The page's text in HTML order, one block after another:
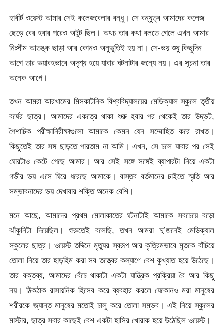
হার্বার্ট ওয়েস্ট আমার সেই কলেজবেলার বন্ধু। সে বন্ধুত্ব আমাদের কলেজ
ছেড়ে বের হবার পরেও অটুট ছিল। অথচ তার কথা বলতে গেলে এখন আমার
নিঃসীম আতঙ্ক ছাড়া আর কোনও অনুভূতিই হয় না। সে-ভয় শুধু কিছুদিন
আগে তার ভয়াবহভাবে অদৃশ্য হয়ে যাবার ঘটনাটার জন্যে নয়। এর সূচনা তার
অনেক আগে।
তখন আমরা আরখামের মিসকাটনিক বিশ্ববিদ্যালয়ের মেডিক্যাল স্কুলে তৃতীয়
বর্ষের ছাত্র। আমাদের একত্রে থাকা শুরু হবার পর থেকেই তার উদ্ভট,
পৈশাচিক পরীক্ষানিরীক্ষাগুলো আমাকে কেমন যেন সম্মোহিত করে রাখত।
কিছুতেই তার সঙ্গ ছাড়তে পারতাম না আমি। এখন, সে চলে যাবার পর সেই
ঘোরটাও কেটে গেছে আমার। আর সেই সঙ্গে সঙ্গেই ব্যাপারটা নিয়ে একটা
গভীর ভয় এসে ঘিরে ধরেছে আমাকে। বাস্তব বর্তমানের চাইতে স্মৃতি আর
সম্ভাবনাদের ভয় দেখাবার শক্তি অনেক বেশি।
মনে আছে, আমাদের প্রথম মোলাকাতের ঘটনাটাই আমাকে সবচেয়ে বড়ো
ঝাঁকুনিটা দিয়েছিল। শুরুতেই বলেছি, তখন আমরা দু’জনেই মেডিক্যাল
স্কুলের ছাত্র। ওয়েস্ট তদ্দিনে মৃত্যুর স্বরূপ আর কৃত্রিমভাবে মৃতকে বাঁচিয়ে
তোলা নিয়ে তার হাড়হিম করা সব তত্ত্বের কল্যাণে বেশ কুখ্যাত হয়ে উঠেছে।
তার বক্তব্য, আমাদের বেঁচে থাকাটা একটা যান্ত্রিক প্রক্রিয়া বৈ আর কিছু
নয়। ঠিকঠাক রাসায়নিক হিসেব করে ব্যবহার করলে যেকোনও মরা মানুষের
শরীরকে জ্যান্ত মানুষের মতোই চালু করে তোলা সম্ভব। এই নিয়ে স্কুলের
মাস্টার, ছাত্র সবার কাছেই বেশ একটা হাসির খোরাক হয়ে উঠেছিল ওয়েস্ট।